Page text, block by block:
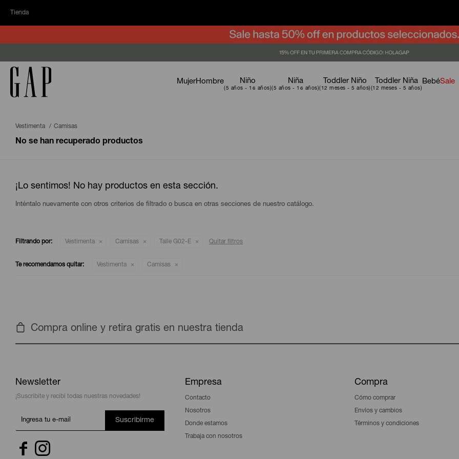
Tienda
MujerHombre Niño Niña Toddler Niño Toddler Niña BebéSale
Vestimenta Camisas
No se han recuperado productos
¡Lo sentimos! No hay productos en esta sección.
Inténtalo nuevamente con otros criterios de filtrado o busca en otras secciones de nuestro catálogo.
Filtrando por: Vestimenta Camisas Talle G02-E Quitar filtros
Te recomendamos quitar: Vestimenta Camisas
Compra online y retira gratis en nuestra tienda
Newsletter
¡Suscribite y recibí todas nuestras novedades!
Suscribirme
 
Empresa
Contacto
Nosotros
Donde estamos
Trabaja con nosotros
Compra
Cómo comprar
Envíos y cambios
Términos y condiciones